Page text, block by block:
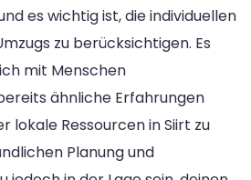
es wichtig ist, die individuellen
zu berücksichtigen. Es
mit Menschen
ähnliche Erfahrungen
lokale Ressourcen in Siirt zu
Planung und